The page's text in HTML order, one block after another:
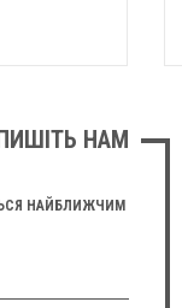
НАМ
НАЙБЛИЖЧИМ